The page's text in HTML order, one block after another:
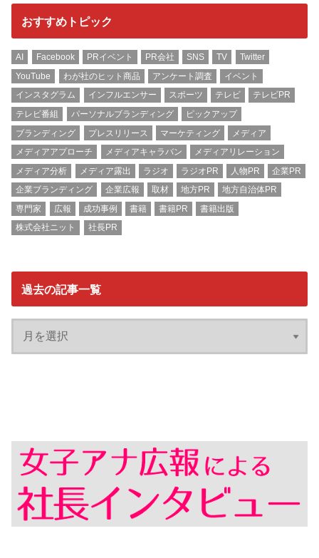
おすすめトピック
AI Facebook PRイベント PR会社 SNS TV
Twitter
YouTube
わが社のヒット商品 アンケート調査
イベント
インスタグラム
インフルエンサー スポーツ テレビ
テレビPR
テレビ番組
パーソナルブランディング
ピックアップ
ブランディング
プレスリリース マーケティング
メディア
メディアアプローチ
メディアキャラバン
メディアリレーション
メディア分析
メディア露出 ラジオ ラジオPR 人物PR
企業PR
企業ブランディング
企業広報 取材 地方PR
地方自治体PR
専門家
広報 成功事例 書籍 書籍PR
書籍出版
株式会社ニット
社長PR
過去の記事一覧